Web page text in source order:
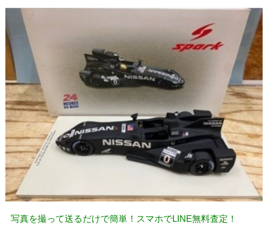
写真を撮って送るだけで簡単！スマホでLINE無料査定！